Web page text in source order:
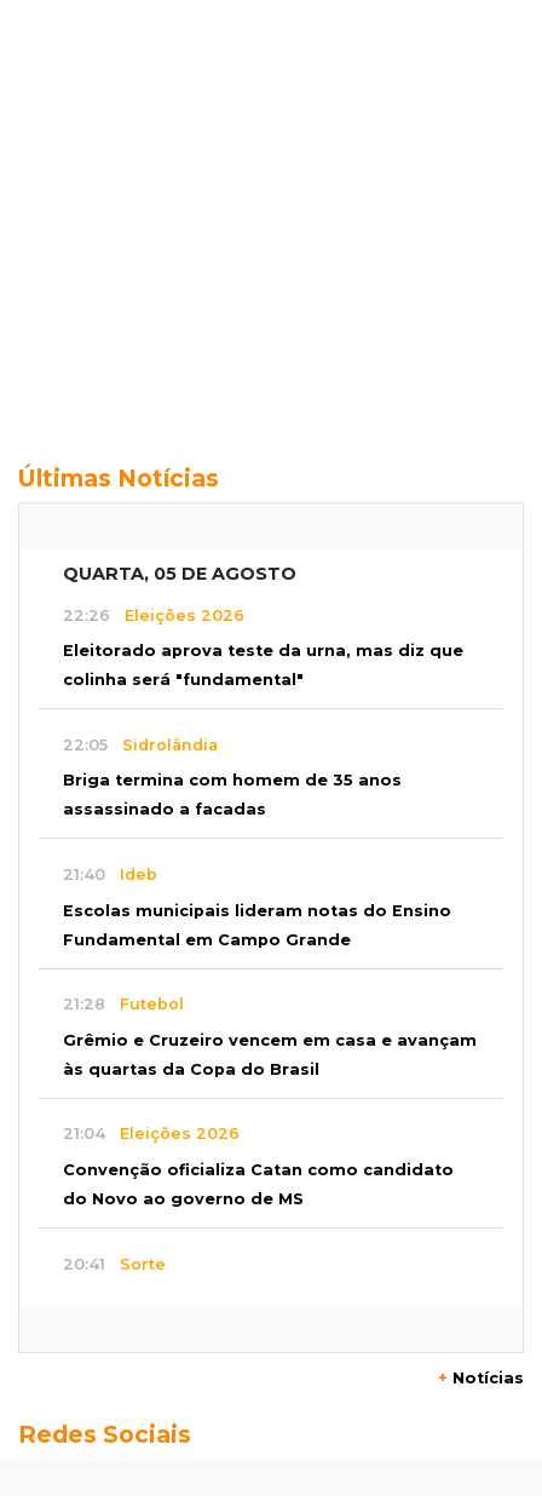
Últimas Notícias
QUARTA, 05 DE AGOSTO
22:26 Eleições 2026
Eleitorado aprova teste da urna, mas diz que
colinha será "fundamental"
22:05 Sidrolândia
Briga termina com homem de 35 anos
assassinado a facadas
21:40 Ideb
Escolas municipais lideram notas do Ensino
Fundamental em Campo Grande
21:28 Futebol
Grêmio e Cruzeiro vencem em casa e avançam
às quartas da Copa do Brasil
21:04 Eleições 2026
Convenção oficializa Catan como candidato
do Novo ao governo de MS
20:41 Sorte
Com 11 gatos, morador pede fim do abandono
+ Notícias
Redes Sociais